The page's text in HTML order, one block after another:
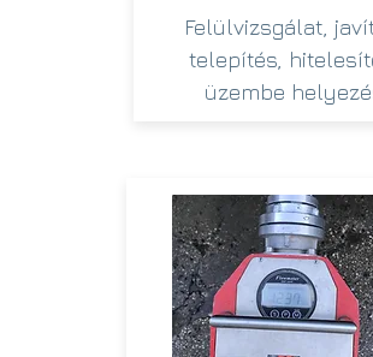
Felülvizsgálat,
telepítés,
üzembe